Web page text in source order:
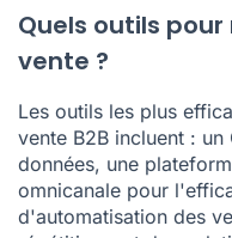
Quels outils
vente ?
Les outils les plus
vente B2B incluent : un
données, une
omnicanale pour
d'automatisation des